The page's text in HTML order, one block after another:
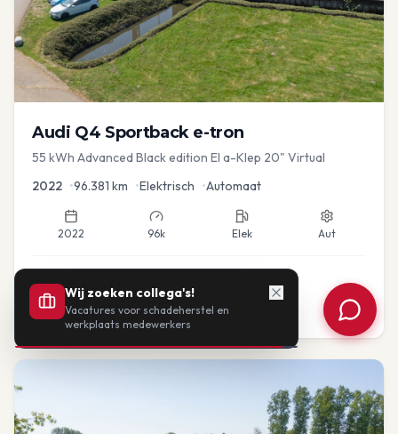
Audi Q4 Sportback e-tron
55 kWh Advanced Black edition El a-Klep 20" Virtual
2022 •96.381 km •Elektrisch •Automaat
2022 96k Elek Aut
€26.940
of vanaf: €558 /mnd BTW
Wij zoeken collega's!
Vacatures voor schadeherstel en
werkplaats medewerkers